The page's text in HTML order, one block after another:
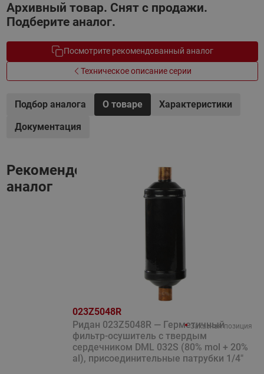
Архивный товар. Снят с продажи.
Подберите аналог.
Посмотрите рекомендованный аналог
Техническое описание серии
Подбор аналога О товаре
Характеристики
Документация
Рекомендованный
аналог
023Z5048R
Ридан 023Z5048R — Герметичный
фильтр-осушитель с твердым
сердечником DML 032S (80% mol + 20%
al), присоединительные патрубки 1/4"
Заказная позиция